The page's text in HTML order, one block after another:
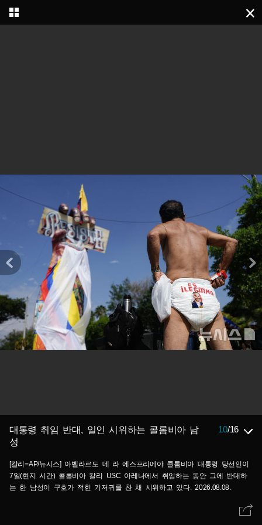
대통령 취임 반대, 일인 시위하는 콜롬비아 남
성
10/16
[칼리=AP/뉴시스] 아벨라르도 데 라 에스프리에야 콜롬비아 대통령 당선인이
7일(현지 시간) 콜롬비아 칼리 USC 아레나에서 취임하는 동안 그에 반대하
는 한 남성이 구호가 적힌 기저귀를 찬 채 시위하고 있다. 2026.08.08.